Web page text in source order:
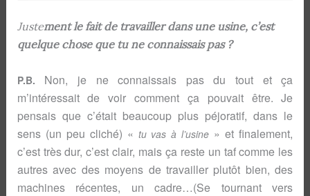
Justement le fait de travailler dans une usine, c’est
quelque chose que tu ne connaissais pas ?
P.B. Non, je ne connaissais pas du tout et ça
m’intéressait de voir comment ça pouvait être. Je
pensais que c’était beaucoup plus péjoratif, dans le
sens (un peu cliché) « tu vas à l’usine » et finalement,
c’est très dur, c’est clair, mais ça reste un taf comme les
autres avec des moyens de travailler plutôt bien, des
machines récentes, un cadre…(Se tournant vers